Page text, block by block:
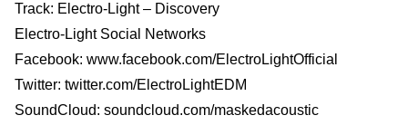
Track: Electro-Light – Discovery
Electro-Light Social Networks
Facebook: www.facebook.com/ElectroLightOfficial
Twitter: twitter.com/ElectroLightEDM
SoundCloud: soundcloud.com/maskedacoustic